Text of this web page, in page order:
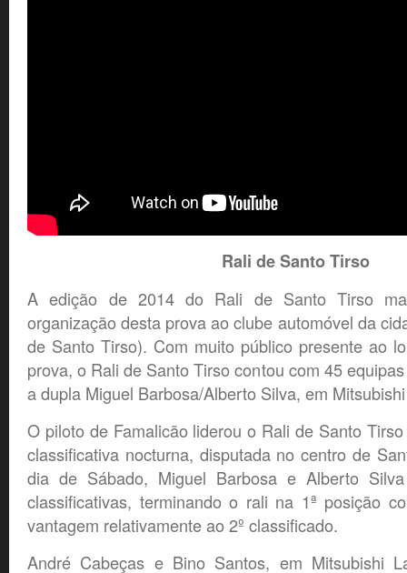
Rali de Santo Tirso
A edição de 2014 do Rali de Santo Tirso
organização desta prova ao clube automóvel da
de Santo Tirso). Com muito público presente ao
prova, o Rali de Santo Tirso contou com 45
a dupla Miguel Barbosa/Alberto Silva, em
O piloto de Famalicão liderou o Rali de Santo
classificativa nocturna, disputada no centro de
dia de Sábado, Miguel Barbosa e Alberto
classificativas, terminando o rali na 1ª posição
vantagem relativamente ao 2º classificado.
André Cabeças e Bino Santos, em Mitsubishi